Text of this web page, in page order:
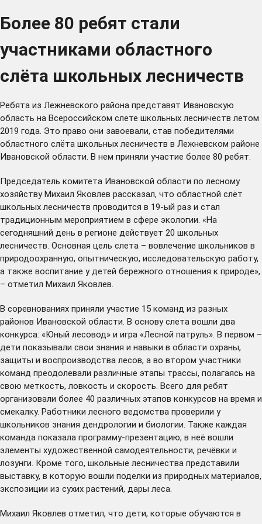
Более 80 ребят стали
участниками областного
слёта школьных лесничеств
Ребята из Лежневского района представят Ивановскую
область на Всероссийском слете школьных лесничеств летом
2019 года. Это право они завоевали, став победителями
областного слёта школьных лесничеств в Лежневском районе
Ивановской области. В нем приняли участие более 80 ребят.
Председатель комитета Ивановской области по лесному
хозяйству Михаил Яковлев рассказал, что областной слёт
школьных лесничеств проводится в 19-ый раз и стал
традиционным мероприятием в сфере экологии. «На
сегодняшний день в регионе действует 20 школьных
лесничеств. Основная цель слета – вовлечение школьников в
природоохранную, опытническую, исследовательскую работу,
а также воспитание у детей бережного отношения к природе»,
– отметил Михаил Яковлев.
В соревнованиях приняли участие 15 команд из разных
районов Ивановской области. В основу слета вошли два
конкурса: «Юный лесовод» и игра «Лесной патруль». В первом –
дети показывали свои знания и навыки в области охраны,
защиты и воспроизводства лесов, а во втором участники
команд преодолевали различные этапы трассы, полагаясь на
свою меткость, ловкость и скорость. Всего для ребят
организовали более 40 различных этапов конкурсов на время и
смекалку. Работники лесного ведомства проверили у
школьников знания дендрологии и биологии. Также каждая
команда показала программу-презентацию, в неё вошли
элементы художественной самодеятельности, речёвки и
лозунги. Кроме того, школьные лесничества представили
выставку, в которую вошли поделки из природных материалов,
экспозиции из сухих растений, дары леса.
Михаил Яковлев отметил, что дети, которые обучаются в